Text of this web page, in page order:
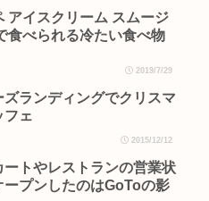
アイスクリーム スムージ
食べられる冷たい食べ物
2019/7/29
ズランディングでクリスマ
フェ
2015/12/12
ートやレストランの営業状
ープンしたのはGoToの影